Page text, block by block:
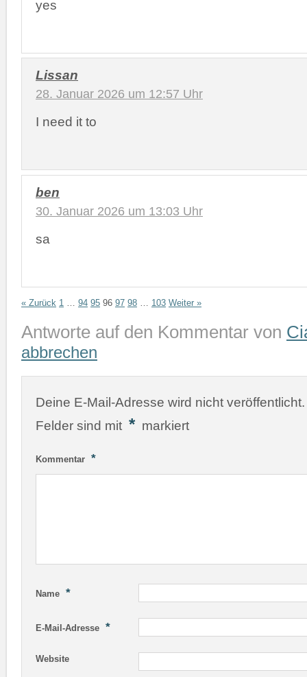
yes
Lissan
28. Januar 2026 um 12:57 Uhr
I need it to
ben
30. Januar 2026 um 13:03 Uhr
sa
« Zurück 1 94 95 96 97 98 103 Weiter »
Antworte auf den Kommentar von
abbrechen
Deine E-Mail-Adresse wird nicht veröffentlicht.
Felder sind mit * markiert
Kommentar *
Name *
E-Mail-Adresse *
Website